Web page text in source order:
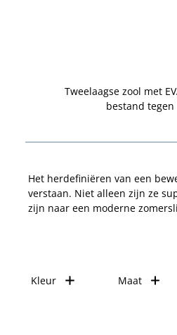
Tweelaagse zool met
bestand
Het herdefiniëren van een
verstaan. Niet alleen zijn ze
zijn naar een moderne
Kleur Maat